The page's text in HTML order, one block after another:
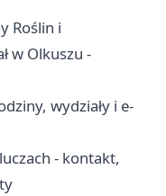
Roślin i
w Olkuszu -
wydziały i e-
- kontakt,